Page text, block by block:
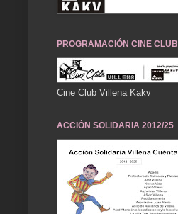
PROGRAMACIÓN CINE CLUB
Cine Club Villena Kakv
ACCIÓN SOLIDARIA 2012/25